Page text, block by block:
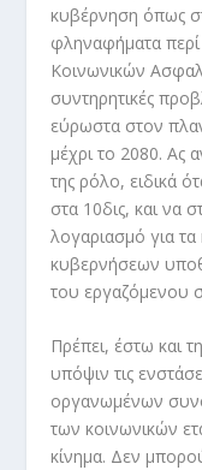
κυβέρνηση όπως
φληναφήματα
Κοινωνικών
συντηρητικές
εύρωστα στον
μέχρι το 2080. Ας
της ρόλο, ειδικά
στα 10δις, και να
λογαριασμό για
κυβερνήσεων
του εργαζόμενου
Πρέπει, έστω και
υπόψιν τις
οργανωμένων
των κοινωνικών
κίνημα. Δεν